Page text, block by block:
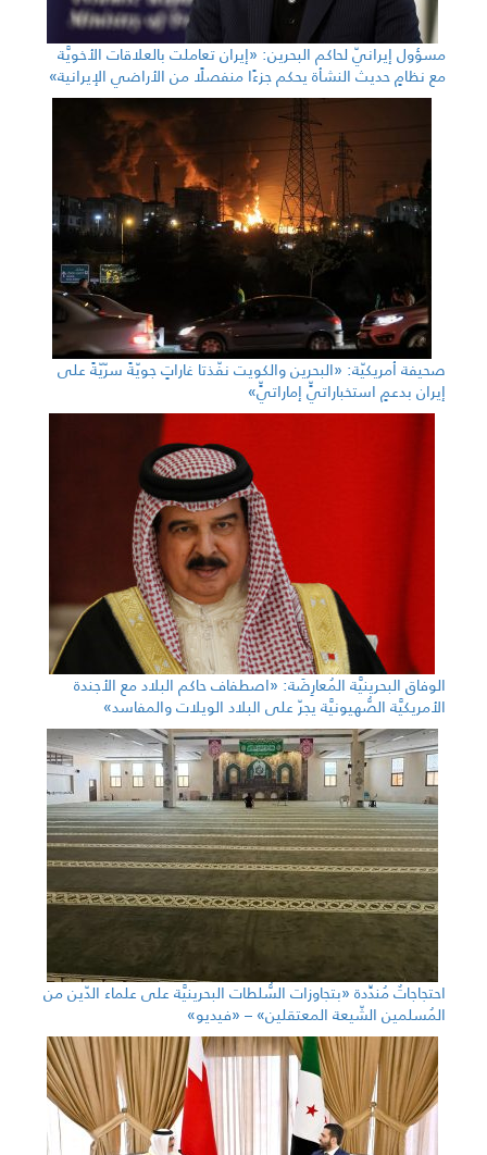
مسؤول إيرانيّ لحاكم البحرين: «إيران تعاملت بالعلاقات الأخويَّة
مع نظامٍ حديث النشأة يحكم جزءًا منفصلًا من الأراضي الإيرانية»
صحيفة أمريكيّة: «البحرين والكويت نفّذتا غاراتٍ جويّةً سرّيّةً على
إيران بدعمٍ استخباراتيٍّ إماراتيٍّ»
الوفاق البحرينيَّة المُعارِضَة: «اصطفاف حاكم البلاد مع الأجندة
الأمريكيَّة الصُّهيونيَّة يجرّ على البلاد الويلات والمفاسد»
احتجاجاتٌ مُندِّدة «بتجاوزات السُّلطات البحرينيَّة على علماء الدّين من
المُسلمين الشّيعة المعتقلين» – «فيديو»